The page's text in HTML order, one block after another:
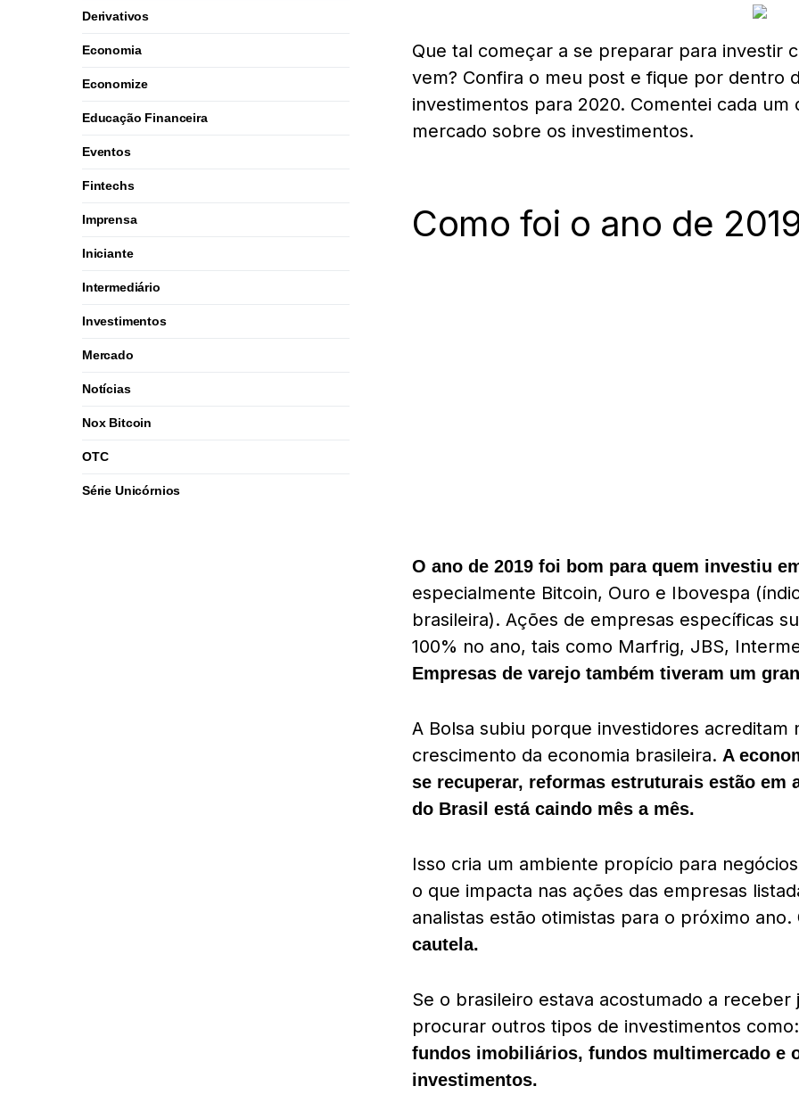
Que tal começar a se preparar para investir
vem? Confira o meu post e fique por dentro
investimentos para 2020. Comentei cada
mercado sobre os investimentos.
Como foi o ano de
O ano de 2019 foi bom para quem investiu
especialmente Bitcoin, Ouro e Ibovespa
brasileira). Ações de empresas específicas
100% no ano, tais como Marfrig, JBS,
Empresas de varejo também tiveram um
A Bolsa subiu porque investidores acreditam
crescimento da economia brasileira. A
se recuperar, reformas estruturais estão em
do Brasil está caindo mês a mês.
Isso cria um ambiente propício para
o que impacta nas ações das empresas
analistas estão otimistas para o próximo ano.
cautela.
Se o brasileiro estava acostumado a
procurar outros tipos de investimentos
fundos imobiliários, fundos multimercado e
investimentos.
Derivativos
Economia
Economize
Educação Financeira
Eventos
Fintechs
Imprensa
Iniciante
Intermediário
Investimentos
Mercado
Notícias
Nox Bitcoin
OTC
Série Unicórnios